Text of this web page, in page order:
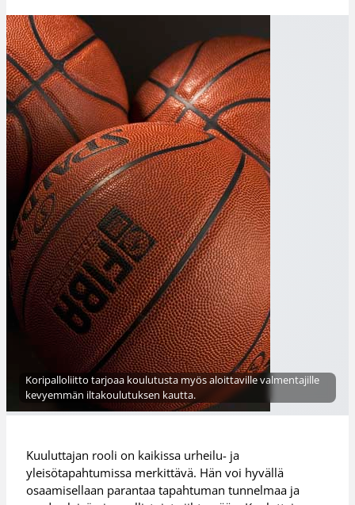
Koripalloliitto tarjoaa koulutusta myös aloittaville valmentajille
kevyemmän iltakoulutuksen kautta.
Kuuluttajan rooli on kaikissa urheilu- ja
yleisötapahtumissa merkittävä. Hän voi hyvällä
osaamisellaan parantaa tapahtuman tunnelmaa ja